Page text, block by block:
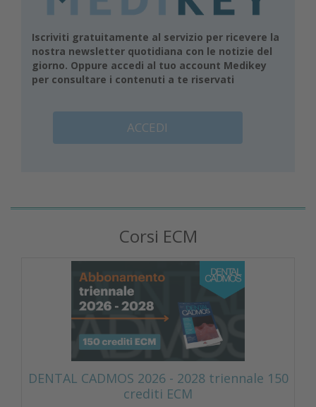
Iscriviti gratuitamente al servizio per ricevere la
nostra newsletter quotidiana con le notizie del
giorno. Oppure accedi al tuo account Medikey
per consultare i contenuti a te riservati
ACCEDI
Corsi ECM
DENTAL CADMOS 2026 - 2028 triennale 150
crediti ECM